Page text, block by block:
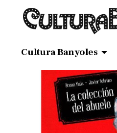
Cultura Banyoles